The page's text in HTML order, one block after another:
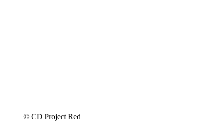
© CD Project Red